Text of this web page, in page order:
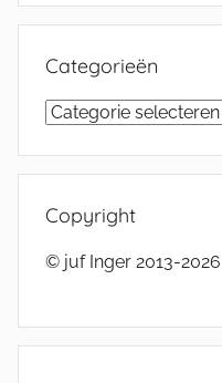
Categorieën
Categorieën
Copyright
© juf Inger 2013-2026